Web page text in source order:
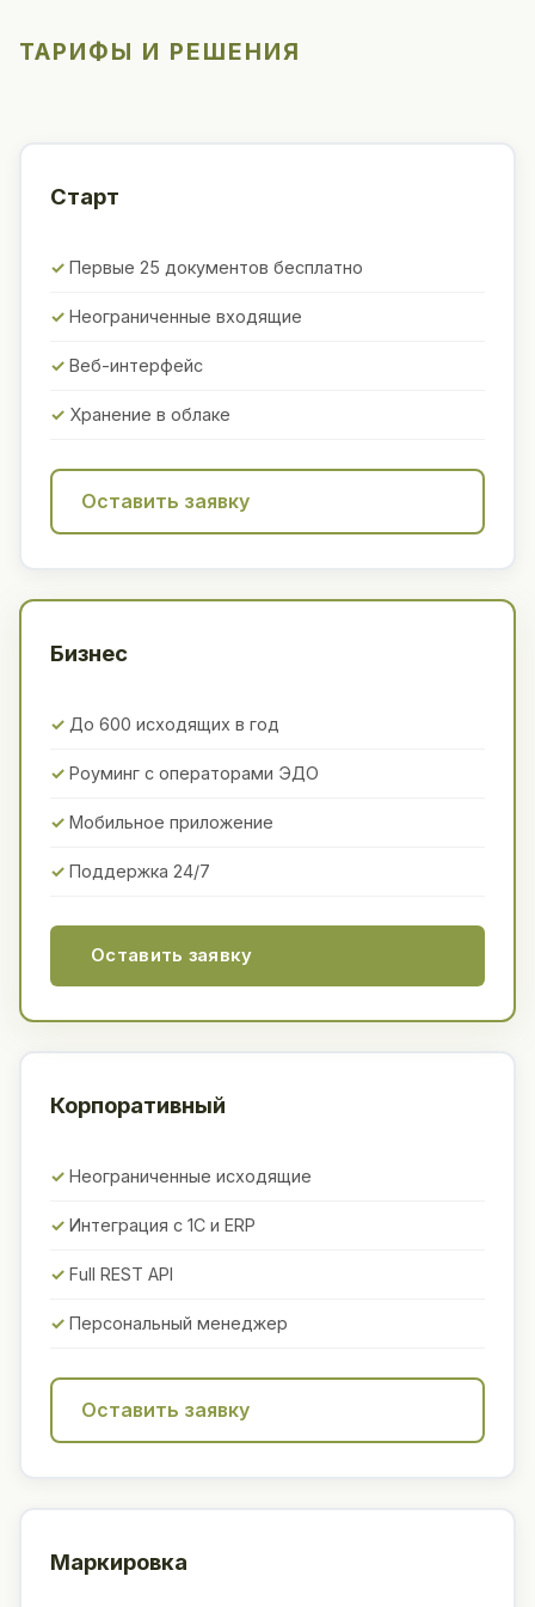
ТАРИФЫ И РЕШЕНИЯ
Старт
Первые 25 документов бесплатно
Неограниченные входящие
Веб-интерфейс
Хранение в облаке
Оставить заявку
Бизнес
До 600 исходящих в год
Роуминг с операторами ЭДО
Мобильное приложение
Поддержка 24/7
Оставить заявку
Корпоративный
Неограниченные исходящие
Интеграция с 1С и ERP
Full REST API
Персональный менеджер
Оставить заявку
Маркировка